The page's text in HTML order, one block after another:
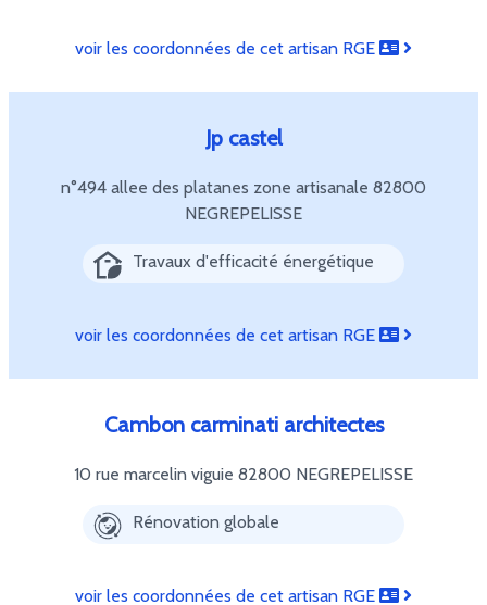
voir les coordonnées de cet artisan RGE
Jp castel
n°494 allee des platanes zone artisanale 82800
NEGREPELISSE
Travaux d'efficacité énergétique
voir les coordonnées de cet artisan RGE
Cambon carminati architectes
10 rue marcelin viguie 82800 NEGREPELISSE
Rénovation globale
voir les coordonnées de cet artisan RGE